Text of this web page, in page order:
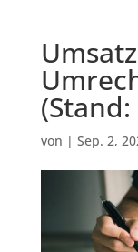
von | Sep. 2,